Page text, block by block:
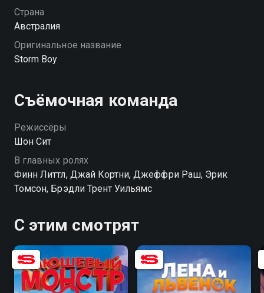
но угрожает природе, которую он так любит. В
борьбе за спасение дикой жизни Майклу предстоит
заручиться поддержкой того, кто верит в него
безусловно — своей внучки. Ведь настоящая забота
о мире начинается с простого выбора — быть на
хорошем качестве.
Страна
Австралия
Оригинальное название
Storm Boy
Съёмочная команда
Режиссёры
Шон Сит
В главных ролях
Финн Литтл, Джай Кортни, Джеффри Раш, Эрик
Томсон, Брэдли Трент Уильямс
С этим смотрят